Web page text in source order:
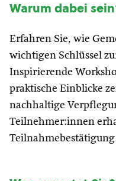
Warum dabei
Erfahren Sie, wie
wichtigen Schlüssel
Inspirierende
praktische Einblicke
nachhaltige
Teilnehmer:innen
Teilnahmebestätigung